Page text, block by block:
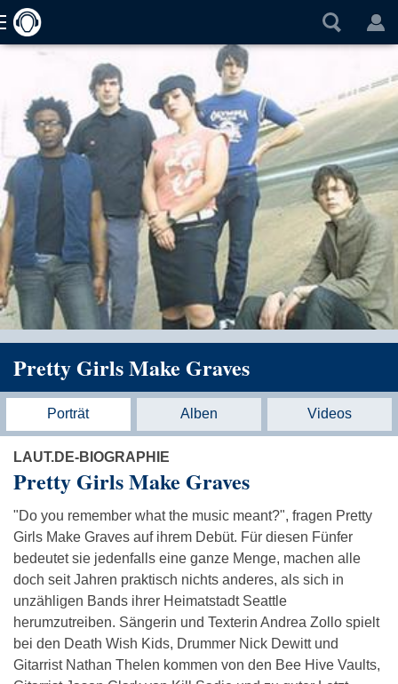
Pretty Girls Make Graves
Porträt Alben Videos
LAUT.DE-BIOGRAPHIE
Pretty Girls Make Graves
"Do you remember what the music meant?", fragen Pretty
Girls Make Graves auf ihrem Debüt. Für diesen Fünfer
bedeutet sie jedenfalls eine ganze Menge, machen alle
doch seit Jahren praktisch nichts anderes, als sich in
unzähligen Bands ihrer Heimatstadt Seattle
herumzutreiben. Sängerin und Texterin Andrea Zollo spielt
bei den Death Wish Kids, Drummer Nick Dewitt und
Gitarrist Nathan Thelen kommen von den Bee Hive Vaults,